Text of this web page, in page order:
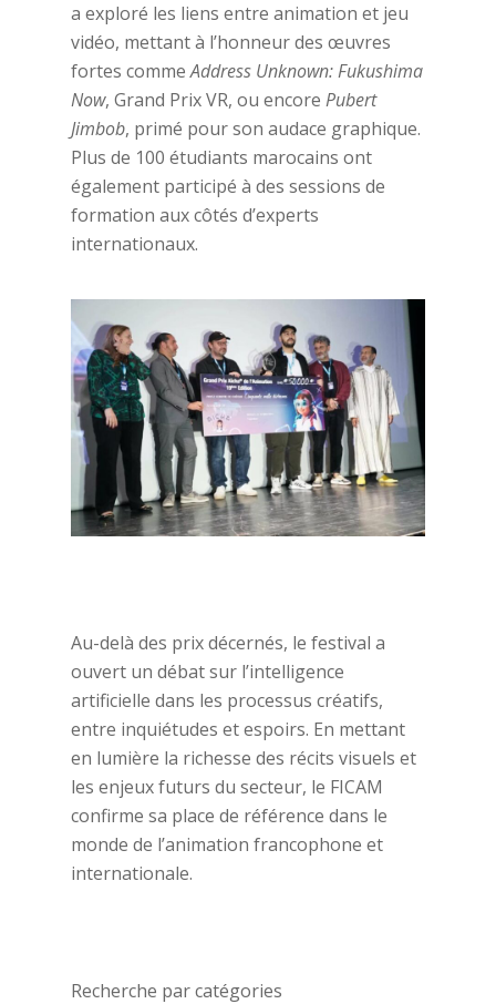
a exploré les liens entre animation et jeu
vidéo, mettant à l’honneur des œuvres
fortes commeAddress Unknown: Fukushima
Now, Grand Prix VR, ou encore Pubert
Jimbob, primé pour son audace graphique.
Plus de 100 étudiants marocains ont
également participé à des sessions de
formation aux côtés d’experts
internationaux.
Au-delà des prix décernés, le festival a
ouvert un débat sur l’intelligence
artificielle dans les processus créatifs,
entre inquiétudes et espoirs. En mettant
en lumière la richesse des récits visuels et
les enjeux futurs du secteur, le FICAM
confirme sa place de référence dans le
monde de l’animation francophone et
internationale.
Recherche par catégories